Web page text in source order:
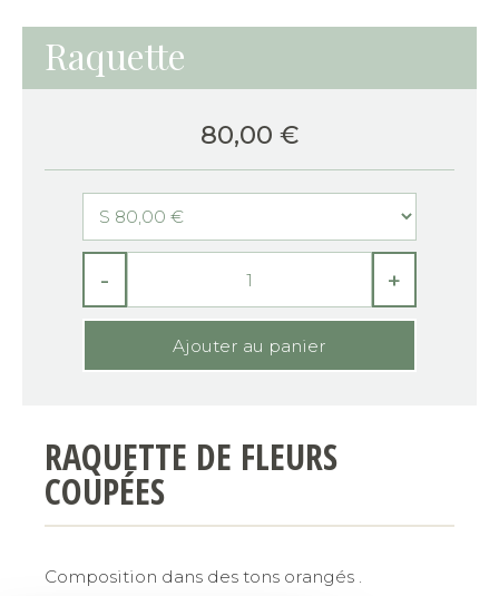
Raquette
80,00 €
- +
RAQUETTE DE FLEURS
COUPÉES
Composition dans des tons orangés .